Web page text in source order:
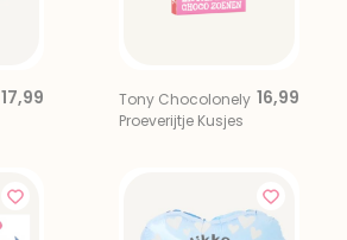
17,99
Tony Chocolonely
Proeverijtje Kusjes
16,99